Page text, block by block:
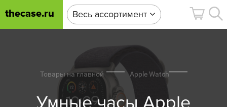
thecase.ru Весь ассортимент
Товары на главной Apple Watch